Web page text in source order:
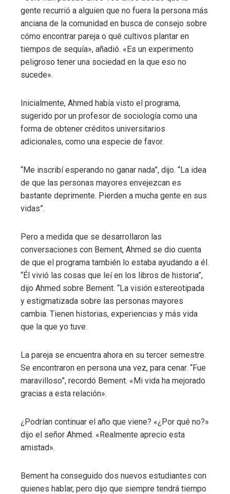
gente recurrió a alguien que no fuera la persona más
anciana de la comunidad en busca de consejo sobre
cómo encontrar pareja o qué cultivos plantar en
tiempos de sequía», añadió. «Es un experimento
peligroso tener una sociedad en la que eso no
sucede».
Inicialmente, Ahmed había visto el programa,
sugerido por un profesor de sociología como una
forma de obtener créditos universitarios
adicionales, como una especie de favor.
“Me inscribí esperando no ganar nada”, dijo. “La idea
de que las personas mayores envejezcan es
bastante deprimente. Pierden a mucha gente en sus
vidas”.
Pero a medida que se desarrollaron las
conversaciones con Bement, Ahmed se dio cuenta
de que el programa también lo estaba ayudando a él.
“Él vivió las cosas que leí en los libros de historia”,
dijo Ahmed sobre Bement. “La visión estereotipada
y estigmatizada sobre las personas mayores
cambia. Tienen historias, experiencias y más vida
que la que yo tuve.
La pareja se encuentra ahora en su tercer semestre.
Se encontraron en persona una vez, para cenar. “Fue
maravilloso”, recordó Bement. «Mi vida ha mejorado
gracias a esta relación».
¿Podrían continuar el año que viene? «¿Por qué no?»
dijo el señor Ahmed. «Realmente aprecio esta
amistad».
Bement ha conseguido dos nuevos estudiantes con
quienes hablar, pero dijo que siempre tendrá tiempo